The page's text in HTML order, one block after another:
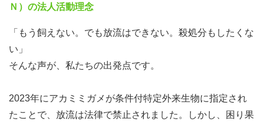
Ｎ）の法人活動理念
「もう飼えない。でも放流はできない。殺処分もしたくな
い」
そんな声が、私たちの出発点です。
2023年にアカミミガメが条件付特定外来生物に指定され
たことで、放流は法律で禁止されました。しかし、困り果